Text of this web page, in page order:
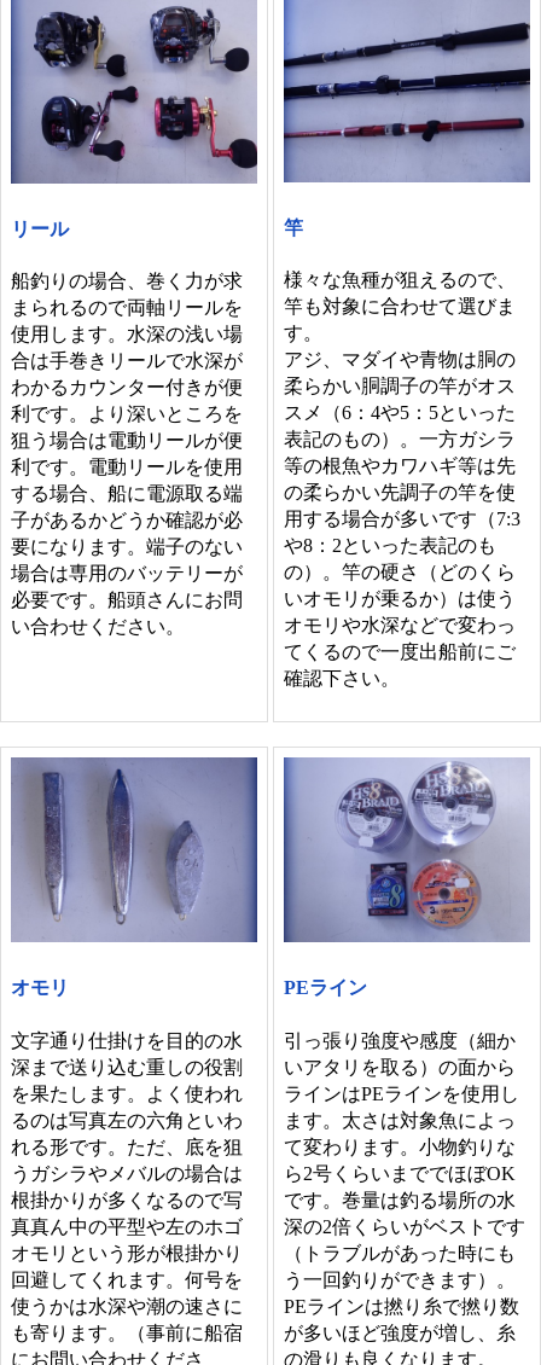
リール
船釣りの場合、巻く力が求
まられるので両軸リールを
使用します。水深の浅い場
合は手巻きリールで水深が
わかるカウンター付きが便
利です。より深いところを
狙う場合は電動リールが便
利です。電動リールを使用
する場合、船に電源取る端
子があるかどうか確認が必
要になります。端子のない
場合は専用のバッテリーが
必要です。船頭さんにお問
い合わせください。
竿
様々な魚種が狙えるので、
竿も対象に合わせて選びま
す。
アジ、マダイや青物は胴の
柔らかい胴調子の竿がオス
スメ（6：4や5：5といった
表記のもの）。一方ガシラ
等の根魚やカワハギ等は先
の柔らかい先調子の竿を使
用する場合が多いです（7:3
や8：2といった表記のも
の）。竿の硬さ（どのくら
いオモリが乗るか）は使う
オモリや水深などで変わっ
てくるので一度出船前にご
確認下さい。
オモリ
文字通り仕掛けを目的の水
深まで送り込む重しの役割
を果たします。よく使われ
るのは写真左の六角といわ
れる形です。ただ、底を狙
うガシラやメバルの場合は
根掛かりが多くなるので写
真真ん中の平型や左のホゴ
オモリという形が根掛かり
回避してくれます。何号を
使うかは水深や潮の速さに
も寄ります。（事前に船宿
にお問い合わせくださ
PEライン
引っ張り強度や感度（細か
いアタリを取る）の面から
ラインはPEラインを使用し
ます。太さは対象魚によっ
て変わります。小物釣りな
ら2号くらいまででほぼOK
です。巻量は釣る場所の水
深の2倍くらいがベストです
（トラブルがあった時にも
う一回釣りができます）。
PEラインは撚り糸で撚り数
が多いほど強度が増し、糸
の滑りも良くなります。